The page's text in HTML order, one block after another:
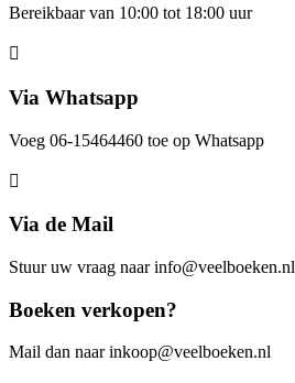
Bereikbaar van 10:00 tot 18:00 uur
Via Whatsapp
Voeg 06-15464460 toe op Whatsapp
Via de Mail
Stuur uw vraag naar info@veelboeken.nl
Boeken verkopen?
Mail dan naar inkoop@veelboeken.nl